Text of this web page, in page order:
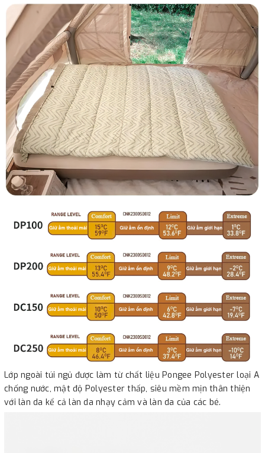
Lớp ngoài túi ngủ được làm từ chất liệu Pongee Polyester loại A
chống nước, mật độ Polyester thấp, siêu mềm mịn thân thiện
với làn da kể cả làn da nhạy cảm và làn da của các bé.